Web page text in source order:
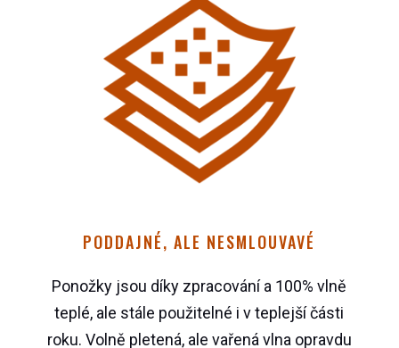
PODDAJNÉ, ALE NESMLOUVAVÉ
Ponožky jsou díky zpracování a 100% vlně
teplé, ale stále použitelné i v teplejší části
roku. Volně pletená, ale vařená vlna opravdu